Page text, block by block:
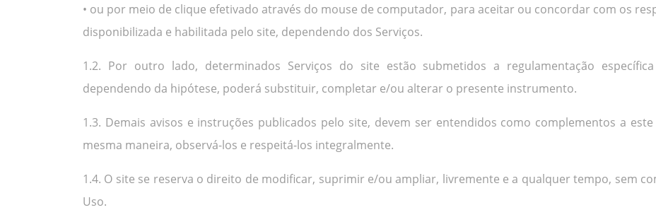
• ou por meio de clique efetivado através do mouse de computador, para aceitar ou concordar com os
disponibilizada e habilitada pelo site, dependendo dos Serviços.
1.2. Por outro lado, determinados Serviços do site estão submetidos a regulamentação específica
dependendo da hipótese, poderá substituir, completar e/ou alterar o presente instrumento.
1.3. Demais avisos e instruções publicados pelo site, devem ser entendidos como complementos a
mesma maneira, observá-los e respeitá-los integralmente.
1.4. O site se reserva o direito de modificar, suprimir e/ou ampliar, livremente e a qualquer tempo, sem
Uso.